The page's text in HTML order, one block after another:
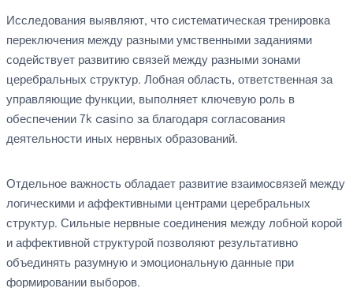
Исследования выявляют, что систематическая тренировка
переключения между разными умственными заданиями
содействует развитию связей между разными зонами
церебральных структур. Лобная область, ответственная за
управляющие функции, выполняет ключевую роль в
обеспечении 7k casino за благодаря согласования
деятельности иных нервных образований.
Отдельное важность обладает развитие взаимосвязей между
логическими и аффективными центрами церебральных
структур. Сильные нервные соединения между лобной корой
и аффективной структурой позволяют результативно
объединять разумную и эмоциональную данные при
формировании выборов.